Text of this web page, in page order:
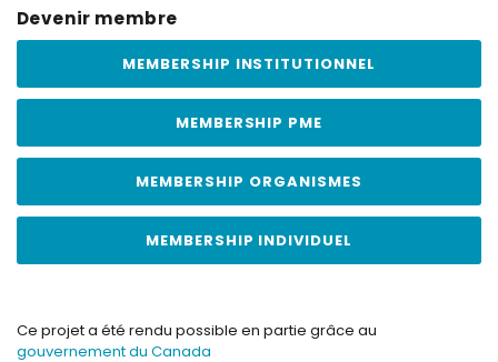
Devenir membre
MEMBERSHIP INSTITUTIONNEL
MEMBERSHIP PME
MEMBERSHIP ORGANISMES
MEMBERSHIP INDIVIDUEL
Ce projet a été rendu possible en partie grâce au
gouvernement du Canada